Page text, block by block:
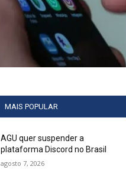
MAIS POPULAR
AGU quer suspender a
plataforma Discord no Brasil
agosto 7, 2026